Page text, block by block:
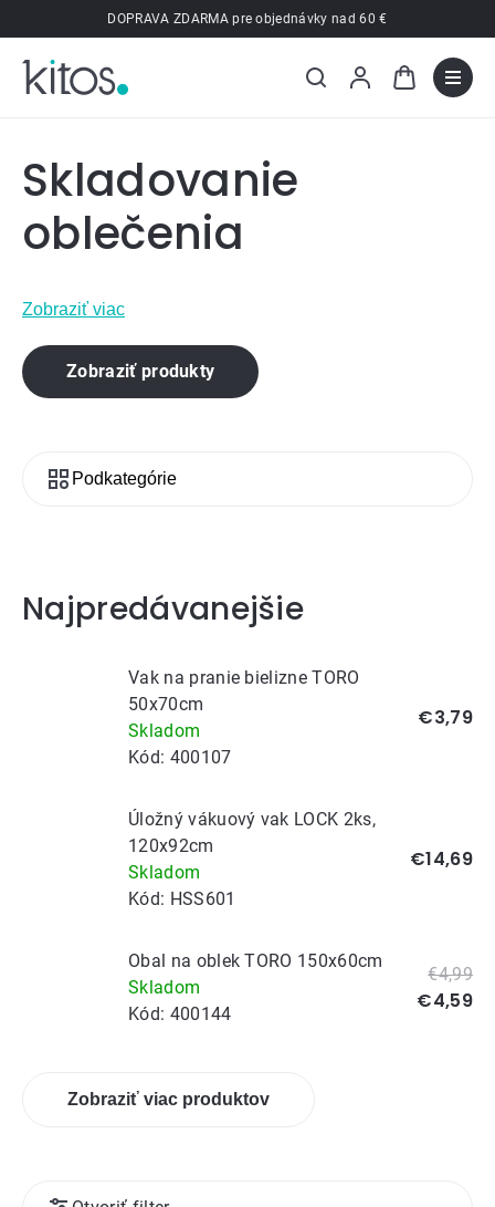
na
obsah
DOPRAVA ZDARMA pre objednávky nad 60 €
Skladovanie
oblečenia
Zobraziť viac
Zobraziť produkty
Podkategórie
Najpredávanejšie
Vak na pranie bielizne TORO
50x70cm
Skladom
Kód: 400107
€3,79
Úložný vákuový vak LOCK 2ks,
120x92cm
Skladom
Kód: HSS601
€14,69
Obal na oblek TORO 150x60cm
Skladom
Kód: 400144
€4,99
€4,59
Zobraziť viac produktov
Výpis